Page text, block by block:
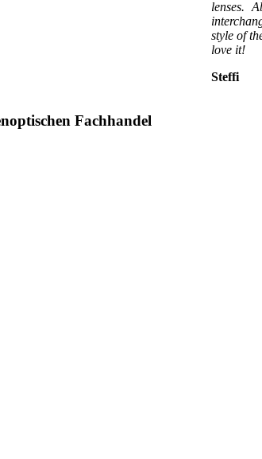
lenses.
style of
love it!
Steffi
Fachhandel